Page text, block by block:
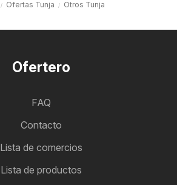
Ofertas Tunja Otros Tunja
Ofertero
FAQ
Contacto
Lista de comercios
Lista de productos